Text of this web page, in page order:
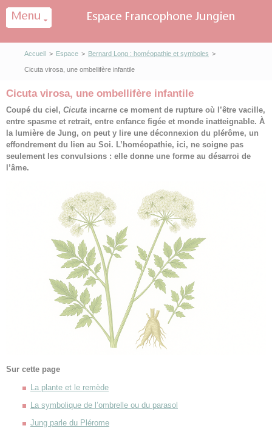
Accueil > Espace > Bernard Long : homéopathie et symboles >
Cicuta virosa, une ombellifère infantile
Cicuta virosa, une ombellifère infantile
Coupé du ciel, Cicuta incarne ce moment de rupture où l’être vacille,
entre spasme et retrait, entre enfance figée et monde inatteignable. À
la lumière de Jung, on peut y lire une déconnexion du plérôme, un
effondrement du lien au Soi. L’homéopathie, ici, ne soigne pas
seulement les convulsions : elle donne une forme au désarroi de
l’âme.
Sur cette page
La plante et le remède
La symbolique de l’ombrelle ou du parasol
Jung parle du Plérome
Panneau de gestion des cookies